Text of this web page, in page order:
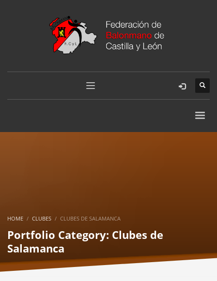
HOME CLUBES CLUBES DE SALAMANCA
Portfolio Category: Clubes de
Salamanca